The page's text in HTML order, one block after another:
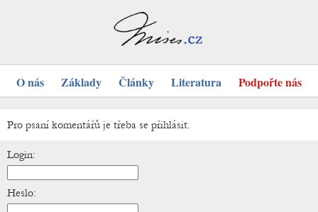
O nás Základy Články Literatura Podpořte nás
Pro psaní komentářů je třeba se přihlásit.
Login:
Heslo: